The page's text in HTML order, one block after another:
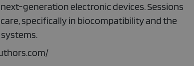
generation electronic devices. Sessions
specifically in biocompatibility and the